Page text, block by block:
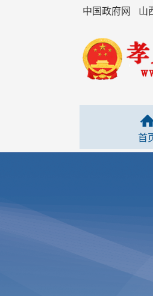
中国政府网 山
首